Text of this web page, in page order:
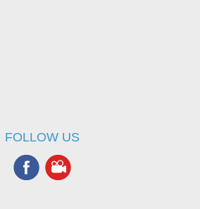
FOLLOW US